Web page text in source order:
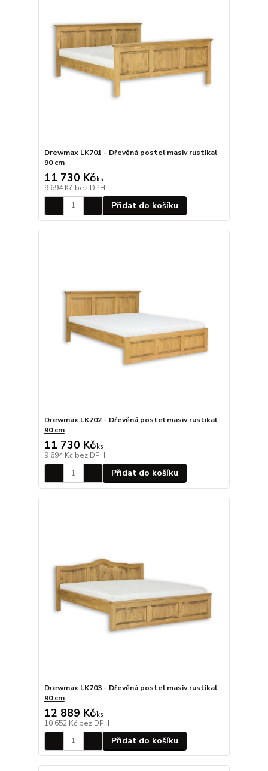
Drewmax LK701 - Dřevěná postel masiv rustikal
90 cm
11 730 Kč/ks
9 694 Kč bez DPH
Přidat do košíku
Drewmax LK702 - Dřevěná postel masiv rustikal
90 cm
11 730 Kč/ks
9 694 Kč bez DPH
Přidat do košíku
Drewmax LK703 - Dřevěná postel masiv rustikal
90 cm
12 889 Kč/ks
10 652 Kč bez DPH
Přidat do košíku